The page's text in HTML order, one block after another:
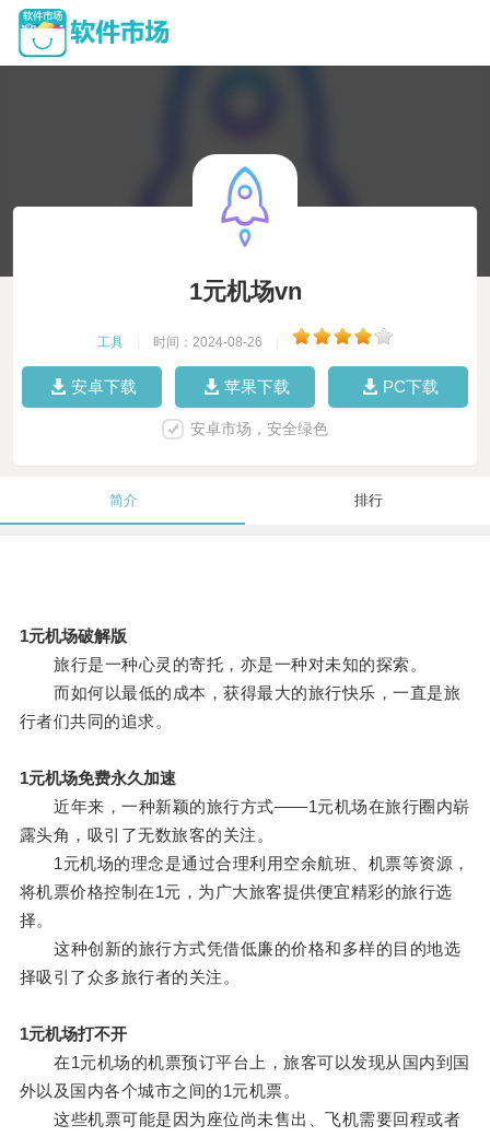
1元机场vn
工具 时间：2024-08-26
安卓下载 苹果下载 PC下载
安卓市场，安全绿色
简介 排行
1元机场破解版
旅行是一种心灵的寄托，亦是一种对未知的探索。
而如何以最低的成本，获得最大的旅行快乐，一直是旅
行者们共同的追求。
1元机场免费永久加速
近年来，一种新颖的旅行方式——1元机场在旅行圈内崭
露头角，吸引了无数旅客的关注。
1元机场的理念是通过合理利用空余航班、机票等资源，
将机票价格控制在1元，为广大旅客提供便宜精彩的旅行选
择。
这种创新的旅行方式凭借低廉的价格和多样的目的地选
择吸引了众多旅行者的关注。
1元机场打不开
在1元机场的机票预订平台上，旅客可以发现从国内到国
外以及国内各个城市之间的1元机票。
这些机票可能是因为座位尚未售出、飞机需要回程或者